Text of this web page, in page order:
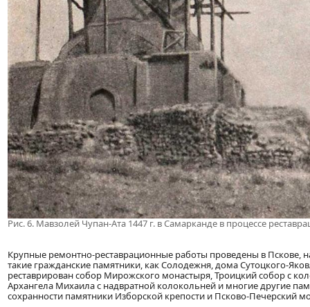
Рис. 6. Мавзолей Чупан-Ата 1447 г. в Самарканде в процессе
Крупные ремонтно-реставрационные работы проведены в Пскове,
такие гражданские памятники, как Солодежня, дома Сутоцкого-
реставрирован собор Мирожского монастыря, Троицкий собор с
Архангела Михаила с надвратной колокольней и многие другие
сохранности памятники Изборской крепости и Псково-Печерский